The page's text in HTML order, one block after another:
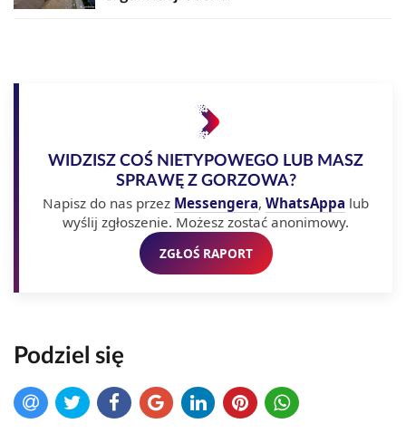
WIDZISZ COŚ NIETYPOWEGO LUB MASZ
SPRAWĘ Z GORZOWA?
Napisz do nas przez Messengera, WhatsAppa lub
wyślij zgłoszenie. Możesz zostać anonimowy.
ZGŁOŚ RAPORT
Podziel się